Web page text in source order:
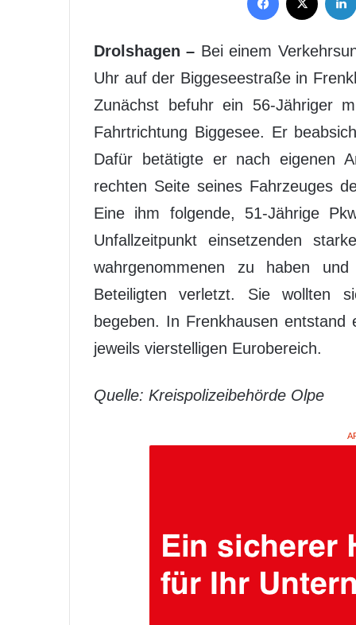
Drolshagen – Bei einem
Uhr auf der Biggeseestraße in
Zunächst befuhr ein 56-Jähriger
Fahrtrichtung Biggesee. Er
Dafür betätigte er nach eigenen
rechten Seite seines Fahrzeuges
Eine ihm folgende, 51-Jährige
Unfallzeitpunkt einsetzenden
wahrgenommenen zu haben
Beteiligten verletzt. Sie wollten
begeben. In Frenkhausen
jeweils vierstelligen Eurobereich.
Quelle: Kreispolizeibehörde Olpe